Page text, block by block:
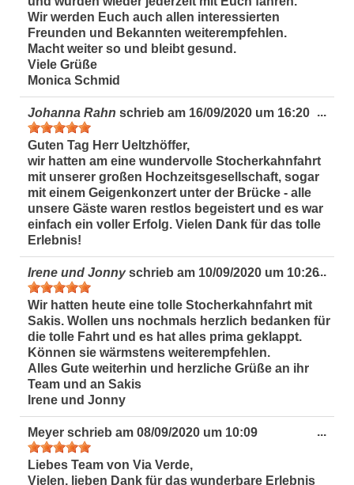
Wir werden Euch auch allen interessierten
Freunden und Bekannten weiterempfehlen.
Macht weiter so und bleibt gesund.
Viele Grüße
Monica Schmid
Johanna Rahn schrieb am 16/09/2020 um 16:20
Guten Tag Herr Ueltzhöffer,
wir hatten am eine wundervolle Stocherkahnfahrt
mit unserer großen Hochzeitsgesellschaft, sogar
mit einem Geigenkonzert unter der Brücke - alle
unsere Gäste waren restlos begeistert und es war
einfach ein voller Erfolg. Vielen Dank für das tolle
Erlebnis!
...
Irene und Jonny schrieb am 10/09/2020 um 10:26
Wir hatten heute eine tolle Stocherkahnfahrt mit
Sakis. Wollen uns nochmals herzlich bedanken für
die tolle Fahrt und es hat alles prima geklappt.
Können sie wärmstens weiterempfehlen.
Alles Gute weiterhin und herzliche Grüße an ihr
Team und an Sakis
Irene und Jonny
...
Meyer schrieb am 08/09/2020 um 10:09
Liebes Team von Via Verde,
Vielen, lieben Dank für das wunderbare Erlebnis
...